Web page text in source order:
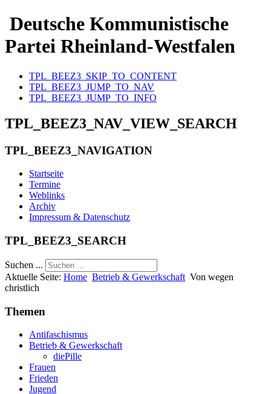
Deutsche Kommunistische
Partei Rheinland-Westfalen
TPL_BEEZ3_SKIP_TO_CONTENT
TPL_BEEZ3_JUMP_TO_NAV
TPL_BEEZ3_JUMP_TO_INFO
TPL_BEEZ3_NAV_VIEW_SEARCH
TPL_BEEZ3_NAVIGATION
Startseite
Termine
Weblinks
Archiv
Impressum & Datenschutz
TPL_BEEZ3_SEARCH
Suchen ...
Aktuelle Seite: Home Betrieb & Gewerkschaft Von wegen
christlich
Themen
Antifaschismus
Betrieb & Gewerkschaft
diePille
Frauen
Frieden
Jugend